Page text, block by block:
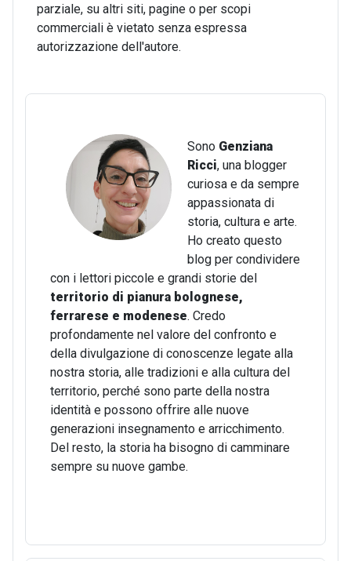
parziale, su altri siti, pagine o per scopi
commerciali è vietato senza espressa
autorizzazione dell'autore.
Sono Genziana
Ricci, una blogger
curiosa e da sempre
appassionata di
storia, cultura e arte.
Ho creato questo
blog per condividere
con i lettori piccole e grandi storie del
territorio di pianura bolognese,
ferrarese e modenese. Credo
profondamente nel valore del confronto e
della divulgazione di conoscenze legate alla
nostra storia, alle tradizioni e alla cultura del
territorio, perché sono parte della nostra
identità e possono offrire alle nuove
generazioni insegnamento e arricchimento.
Del resto, la storia ha bisogno di camminare
sempre su nuove gambe.